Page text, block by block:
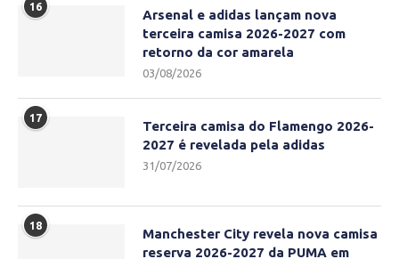
16
Arsenal e adidas lançam nova
terceira camisa 2026-2027 com
retorno da cor amarela
03/08/2026
17
Terceira camisa do Flamengo 2026-
2027 é revelada pela adidas
31/07/2026
18
Manchester City revela nova camisa
reserva 2026-2027 da PUMA em